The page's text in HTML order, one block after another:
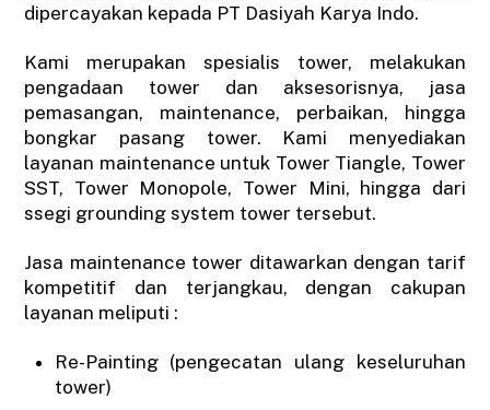
dipercayakan kepada PT Dasiyah Karya Indo.
Kami merupakan spesialis tower, melakukan
pengadaan tower dan aksesorisnya, jasa
pemasangan, maintenance, perbaikan, hingga
bongkar pasang tower. Kami menyediakan
layanan maintenance untuk Tower Tiangle, Tower
SST, Tower Monopole, Tower Mini, hingga dari
ssegi grounding system tower tersebut.
Jasa maintenance tower ditawarkan dengan tarif
kompetitif dan terjangkau, dengan cakupan
layanan meliputi :
Re-Painting (pengecatan ulang keseluruhan
tower)